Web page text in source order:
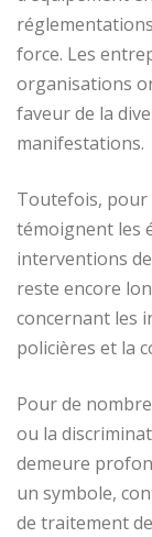
force. Les
organisations
faveur de la
manifestations.
Toutefois,
témoignent les
interventions
reste encore
concernant les
policières et la
Pour de
ou la
demeure
un symbole,
de traitement